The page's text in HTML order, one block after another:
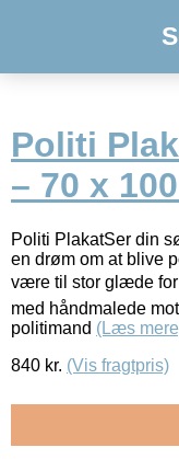
Politi
– 70 x
Politi PlakatSer din
en drøm om at blive
være til stor glæde for
med håndmalede
politimand (Læs
840 kr. (Vis fragtpris)